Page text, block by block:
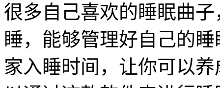
很多自己喜欢的睡眠曲
睡，能够管理好自己的
家入睡时间，让你可以